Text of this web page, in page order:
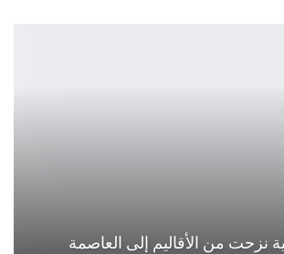
نزحت من الأقاليم إلى العاصمة